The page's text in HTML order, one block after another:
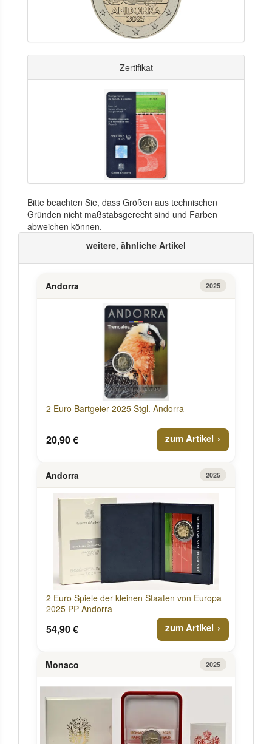
Zertifikat
Bitte beachten Sie, dass Größen aus technischen
Gründen nicht maßstabsgerecht sind und Farben
abweichen können.
weitere, ähnliche Artikel
Andorra 2025
2 Euro Bartgeier 2025 Stgl. Andorra
20,90 € zum Artikel
Andorra 2025
2 Euro Spiele der kleinen Staaten von Europa
2025 PP Andorra
54,90 € zum Artikel
Monaco 2025